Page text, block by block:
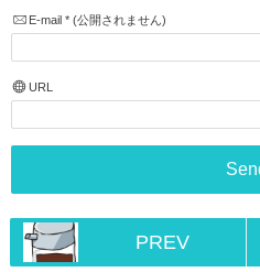
E-mail *(公開されません)
URL
PREV